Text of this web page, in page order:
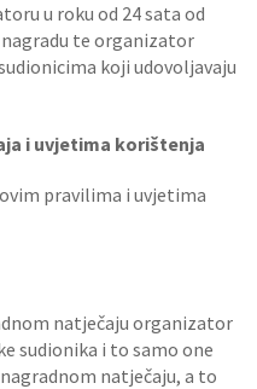
u roku od 24 sata od
te organizator
koji udovoljavaju
i uvjetima korištenja
pravilima i uvjetima
natječaju organizator
sudionika i to samo one
natječaju, a to